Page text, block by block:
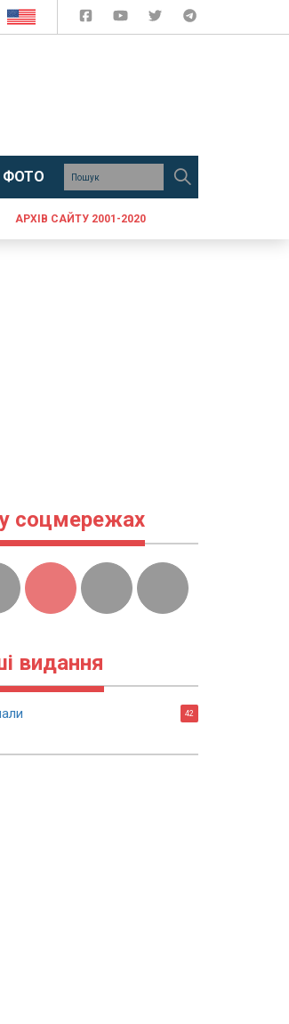
ФОТО
АРХІВ САЙТУ 2001-2020
соцмережах
видання
42